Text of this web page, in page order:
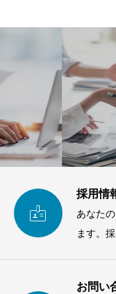

採用情
あなた
ます。
お問い